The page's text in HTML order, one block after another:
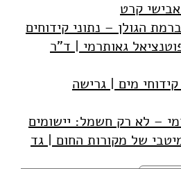
קרט
הגולן – נתוני קידוחים
גאותרמי | ד"ר
מים | גרישה
– לא רק חשמל: יישומים
של מקורות החום | גד